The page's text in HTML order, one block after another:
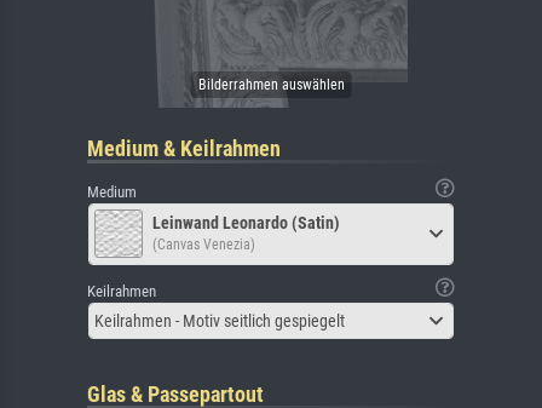
Medium & Keilrahmen
Medium
Leinwand Leonardo (Satin)
(Canvas Venezia)
Keilrahmen
Keilrahmen - Motiv seitlich gespiegelt
Glas & Passepartout